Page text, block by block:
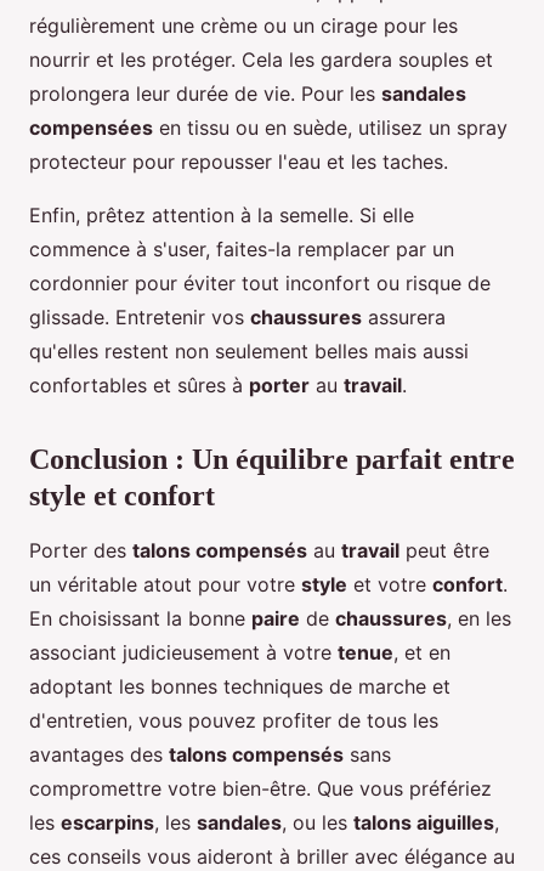
régulièrement une crème ou un cirage pour les
nourrir et les protéger. Cela les gardera souples et
prolongera leur durée de vie. Pour les sandales
compensées en tissu ou en suède, utilisez un spray
protecteur pour repousser l'eau et les taches.
Enfin, prêtez attention à la semelle. Si elle
commence à s'user, faites-la remplacer par un
cordonnier pour éviter tout inconfort ou risque de
glissade. Entretenir vos chaussures assurera
qu'elles restent non seulement belles mais aussi
confortables et sûres à porter au travail.
Conclusion : Un équilibre parfait entre
style et confort
Porter des talons compensés au travail peut être
un véritable atout pour votre style et votre confort.
En choisissant la bonne paire de chaussures, en les
associant judicieusement à votre tenue, et en
adoptant les bonnes techniques de marche et
d'entretien, vous pouvez profiter de tous les
avantages des talons compensés sans
compromettre votre bien-être. Que vous préfériez
les escarpins, les sandales, ou les talons aiguilles,
ces conseils vous aideront à briller avec élégance au